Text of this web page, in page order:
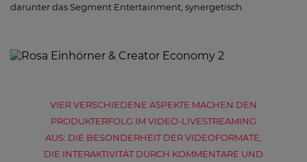
darunter das Segment Entertainment, synergetisch.
VIER VERSCHIEDENE ASPEKTE MACHEN DEN
PRODUKTERFOLG IM VIDEO-LIVESTREAMING
AUS: DIE BESONDERHEIT DER VIDEOFORMATE,
DIE INTERAKTIVITÄT DURCH KOMMENTARE UND